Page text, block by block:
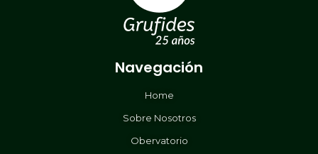
Navegación
Home
Sobre Nosotros
Obervatorio